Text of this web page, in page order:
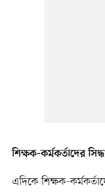
শিক্ষক-কর্মকর্তাদের
এদিকে শিক্ষক-